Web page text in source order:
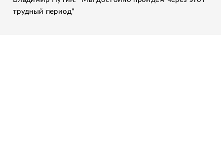
трудный период"